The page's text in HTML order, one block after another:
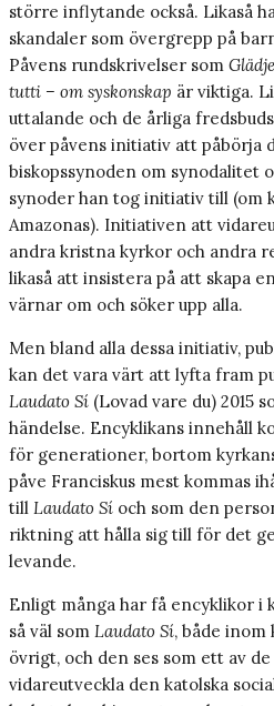
större inflytande också. Likaså
skandaler som övergrepp på
Påvens rundskrivelser som
tutti – om syskonskap är viktiga.
uttalande och de årliga
över påvens initiativ att påbörja
biskopssynoden om synodalitet
synoder han tog initiativ till (om
Amazonas). Initiativen att
andra kristna kyrkor och andra
likaså att insistera på att skapa
värnar om och söker upp alla.
Men bland alla dessa initiativ,
kan det vara värt att lyfta fram
Laudato Sí (Lovad vare du) 2015
händelse. Encyklikans innehåll
för generationer, bortom
påve Franciskus mest kommas
till Laudato Sí och som den
riktning att hålla sig till för det
levande.
Enligt många har få encyklikor i
så väl som Laudato Sí, både inom
övrigt, och den ses som ett av
vidareutveckla den katolska